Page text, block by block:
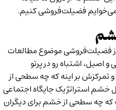
می‌خوایم فضیلت‌فروشی کنیم.
فضیلت‌فروشی موضوع مطالعات
اشتباه رو در پرتو
تمرکزش بر اینه که چه سطحی از
استراتژیک جایگاه اجتماعی
که چه سطحی از خشم برای دیگران